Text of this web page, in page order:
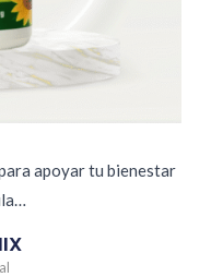
apoyar tu bienestar